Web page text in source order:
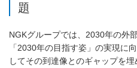
題
NGKグループでは、2030年の外
「2030年の目指す姿」の実現に
してその到達像とのギャップを